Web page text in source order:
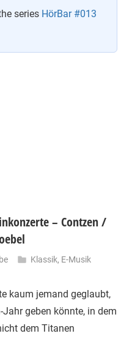
series HörBar #013
– Contzen /
Klassik, E-Musik
kaum jemand geglaubt,
geben könnte, in dem
dem Titanen